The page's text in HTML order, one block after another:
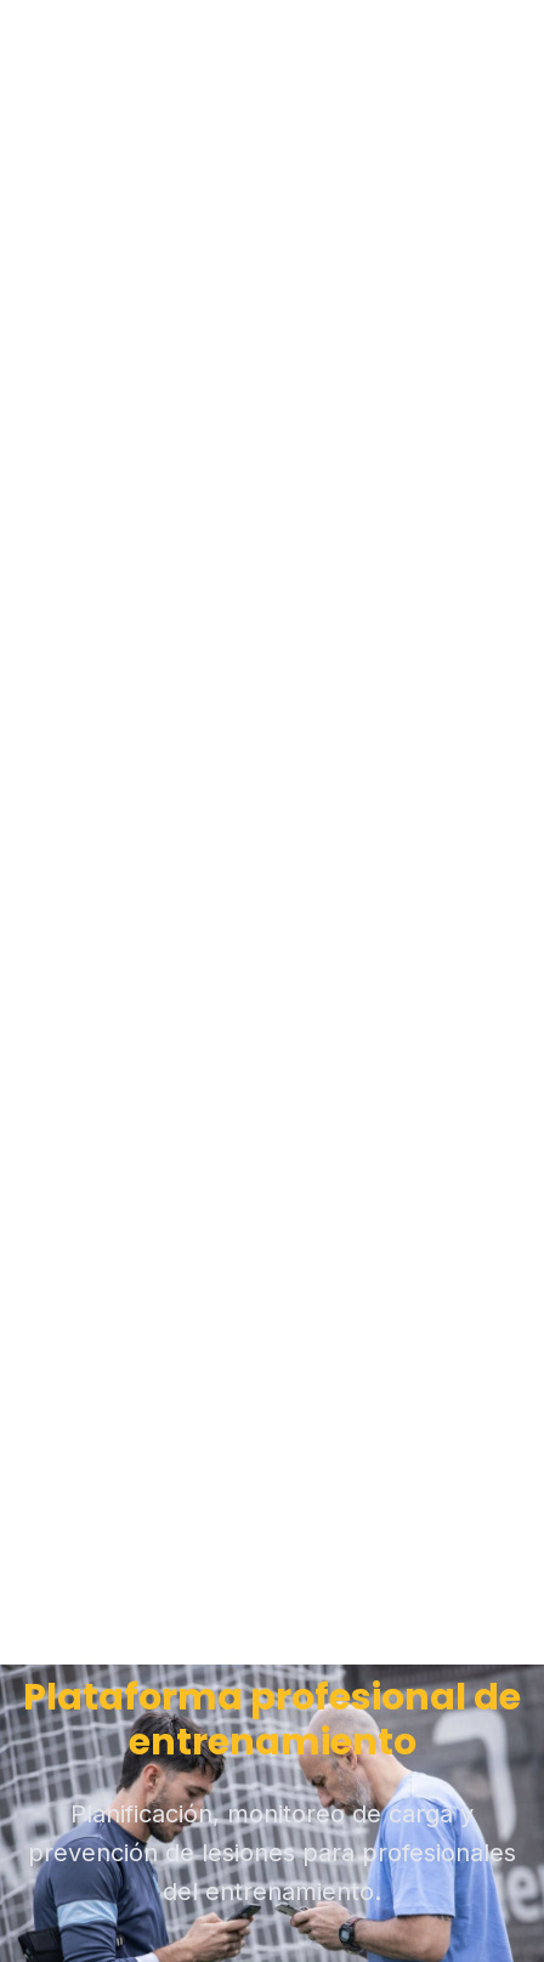
Plataforma profesional de
entrenamiento
Planificación, monitoreo de carga y
prevención de lesiones para profesionales
del entrenamiento.